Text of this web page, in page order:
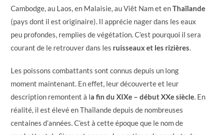
Cambodge, au Laos, en Malaisie, au Viêt Nam et enThaïlande
(pays dont il est originaire). Il apprécie nager dans les eaux
peu profondes, remplies de végétation. C’est pourquoi il sera
courant de le retrouver dans les ruisseaux et les rizières.
Les poissons combattants sont connus depuis un long
moment maintenant. En effet, leur découverte et leur
description remontent à la fin du XIXe – début XXe siècle. En
réalité, il est élevé en Thaïlande depuis de nombreuses
centaines d’années. C’est à cette époque que le nom de